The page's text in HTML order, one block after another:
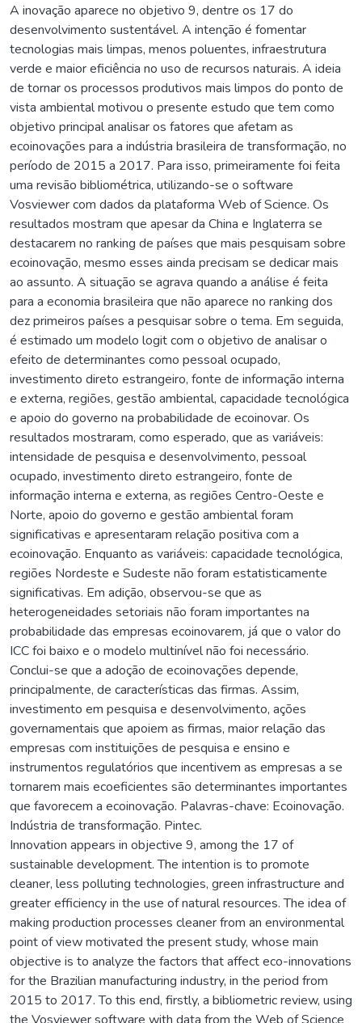
A inovação aparece no objetivo 9, dentre os 17 do
desenvolvimento sustentável. A intenção é fomentar
tecnologias mais limpas, menos poluentes, infraestrutura
verde e maior eficiência no uso de recursos naturais. A ideia
de tornar os processos produtivos mais limpos do ponto de
vista ambiental motivou o presente estudo que tem como
objetivo principal analisar os fatores que afetam as
ecoinovações para a indústria brasileira de transformação, no
período de 2015 a 2017. Para isso, primeiramente foi feita
uma revisão bibliométrica, utilizando-se o software
Vosviewer com dados da plataforma Web of Science. Os
resultados mostram que apesar da China e Inglaterra se
destacarem no ranking de países que mais pesquisam sobre
ecoinovação, mesmo esses ainda precisam se dedicar mais
ao assunto. A situação se agrava quando a análise é feita
para a economia brasileira que não aparece no ranking dos
dez primeiros países a pesquisar sobre o tema. Em seguida,
é estimado um modelo logit com o objetivo de analisar o
efeito de determinantes como pessoal ocupado,
investimento direto estrangeiro, fonte de informação interna
e externa, regiões, gestão ambiental, capacidade tecnológica
e apoio do governo na probabilidade de ecoinovar. Os
resultados mostraram, como esperado, que as variáveis:
intensidade de pesquisa e desenvolvimento, pessoal
ocupado, investimento direto estrangeiro, fonte de
informação interna e externa, as regiões Centro-Oeste e
Norte, apoio do governo e gestão ambiental foram
significativas e apresentaram relação positiva com a
ecoinovação. Enquanto as variáveis: capacidade tecnológica,
regiões Nordeste e Sudeste não foram estatisticamente
significativas. Em adição, observou-se que as
heterogeneidades setoriais não foram importantes na
probabilidade das empresas ecoinovarem, já que o valor do
ICC foi baixo e o modelo multinível não foi necessário.
Conclui-se que a adoção de ecoinovações depende,
principalmente, de características das firmas. Assim,
investimento em pesquisa e desenvolvimento, ações
governamentais que apoiem as firmas, maior relação das
empresas com instituições de pesquisa e ensino e
instrumentos regulatórios que incentivem as empresas a se
tornarem mais ecoeficientes são determinantes importantes
que favorecem a ecoinovação. Palavras-chave: Ecoinovação.
Indústria de transformação. Pintec.
Innovation appears in objective 9, among the 17 of
sustainable development. The intention is to promote
cleaner, less polluting technologies, green infrastructure and
greater efficiency in the use of natural resources. The idea of
making production processes cleaner from an environmental
point of view motivated the present study, whose main
objective is to analyze the factors that affect eco-innovations
for the Brazilian manufacturing industry, in the period from
2015 to 2017. To this end, firstly, a bibliometric review, using